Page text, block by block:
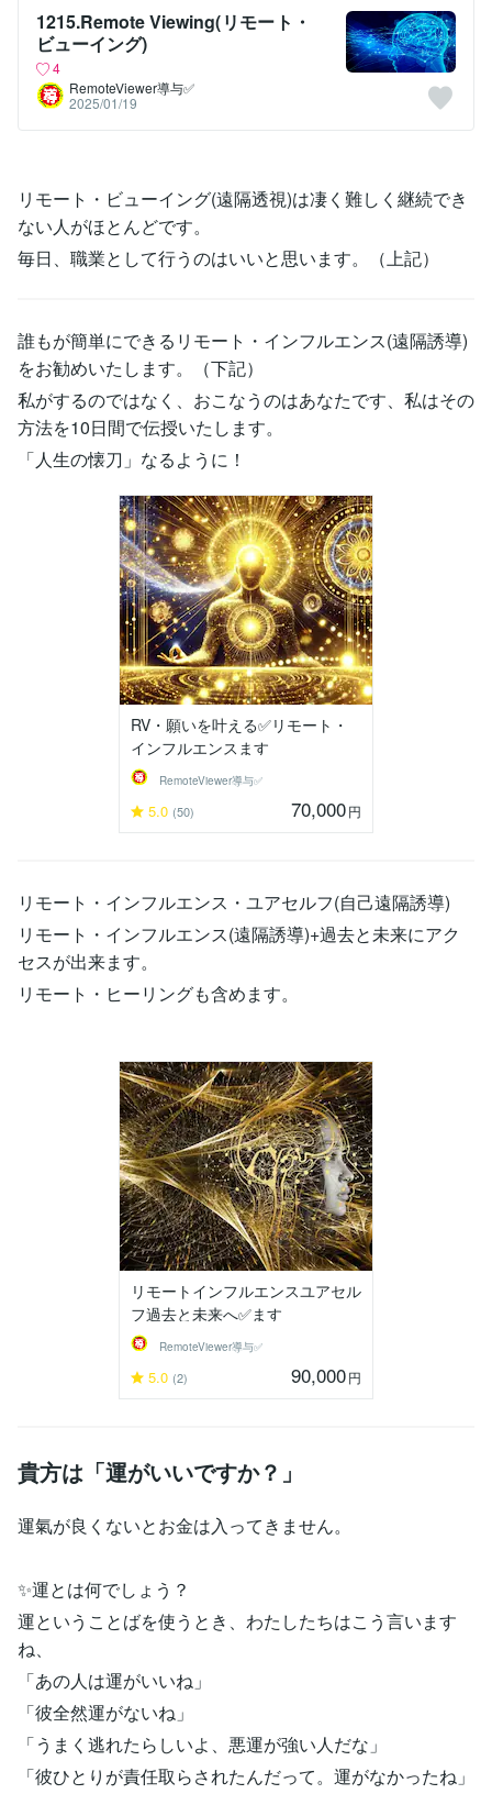
1215.Remote Viewing(リモート・
ビューイング)
4
RemoteViewer導与✅
2025/01/19
リモート・ビューイング(遠隔透視)は凄く難しく継続でき
ない人がほとんどです。
毎日、職業として行うのはいいと思います。（上記）
誰もが簡単にできるリモート・インフルエンス(遠隔誘導)
をお勧めいたします。（下記）
私がするのではなく、おこなうのはあなたです、私はその
方法を10日間で伝授いたします。
「人生の懐刀」なるように！
RV・願いを叶える✅リモート・
インフルエンスます
RemoteViewer導与✅
5.0 (50) 70,000円
リモート・インフルエンス・ユアセルフ(自己遠隔誘導)
リモート・インフルエンス(遠隔誘導)+過去と未来にアク
セスが出来ます。
リモート・ヒーリングも含めます。
リモートインフルエンスユアセル
フ過去と未来へ✅ます
RemoteViewer導与✅
5.0 (2) 90,000円
貴方は「運がいいですか？」
運氣が良くないとお金は入ってきません。
✨運とは何でしょう？
運ということばを使うとき、わたしたちはこう言います
ね、
「あの人は運がいいね」
「彼全然運がないね」
「うまく逃れたらしいよ、悪運が強い人だな」
「彼ひとりが責任取らされたんだって。運がなかったね」